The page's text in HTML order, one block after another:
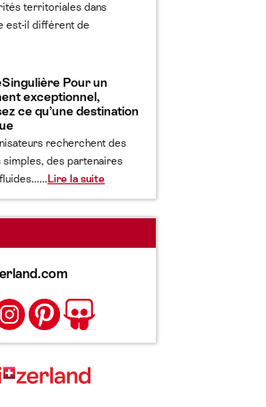
territoriales dans
est-il différent de
Pour un
exceptionnel,
ce qu’une destination
recherchent des
simples, des partenaires
Lire la suite